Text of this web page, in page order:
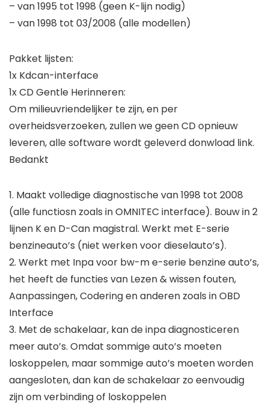
– van 1995 tot 1998 (geen K-lijn nodig)
– van 1998 tot 03/2008 (alle modellen)
Pakket lijsten:
1x Kdcan-interface
1x CD Gentle Herinneren:
Om milieuvriendelijker te zijn, en per
overheidsverzoeken, zullen we geen CD opnieuw
leveren, alle software wordt geleverd donwload link.
Bedankt
1. Maakt volledige diagnostische van 1998 tot 2008
(alle functiosn zoals in OMNITEC interface). Bouw in 2
lijnen K en D-Can magistral. Werkt met E-serie
benzineauto’s (niet werken voor dieselauto’s).
2. Werkt met Inpa voor bw-m e-serie benzine auto’s,
het heeft de functies van Lezen & wissen fouten,
Aanpassingen, Codering en anderen zoals in OBD
Interface
3. Met de schakelaar, kan de inpa diagnosticeren
meer auto’s. Omdat sommige auto’s moeten
loskoppelen, maar sommige auto’s moeten worden
aangesloten, dan kan de schakelaar zo eenvoudig
zijn om verbinding of loskoppelen